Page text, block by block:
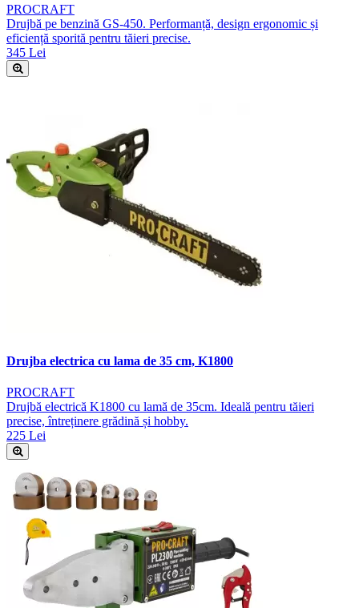
PROCRAFT
Drujbă pe benzină GS-450. Performanță, design ergonomic și
eficiență sporită pentru tăieri precise.
345 Lei
Drujba electrica cu lama de 35 cm, K1800
PROCRAFT
Drujbă electrică K1800 cu lamă de 35cm. Ideală pentru tăieri
precise, întreținere grădină și hobby.
225 Lei